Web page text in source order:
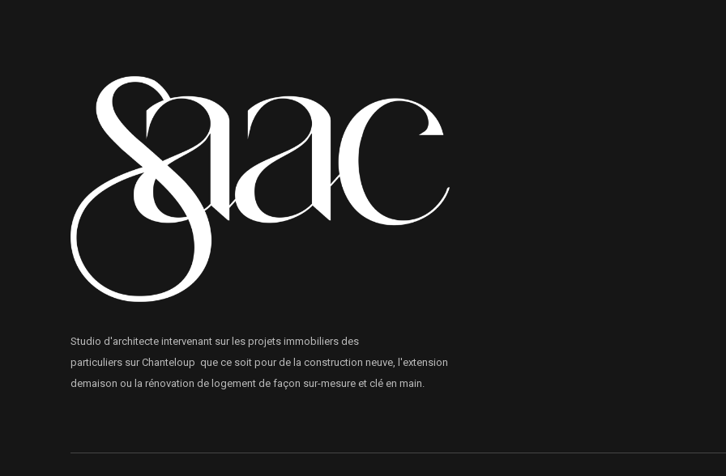
Studio d'architecte intervenant sur les projets immobiliers des
particuliers sur Chanteloup que ce soit pour de la construction neuve, l'extension
demaison ou la rénovation de logement de façon sur-mesure et clé en main.